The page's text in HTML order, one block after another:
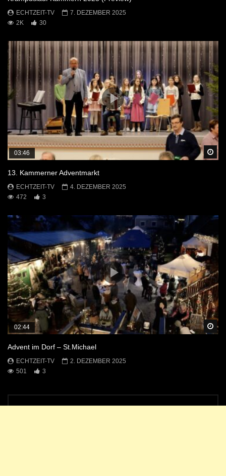
ECHTZEIT-TV
7. DEZEMBER 2025
2K
30
03:46
13. Kammerner Adventmarkt
ECHTZEIT-TV
4. DEZEMBER 2025
472
3
02:44
Advent im Dorf – St.Michael
ECHTZEIT-TV
2. DEZEMBER 2025
501
3